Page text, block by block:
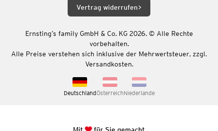
Vertrag widerrufen
Ernsting’s family GmbH & Co. KG 2026. © Alle Rechte
vorbehalten.
Alle Preise verstehen sich inklusive der Mehrwertsteuer, zzgl.
Versandkosten.
DeutschlandÖsterreichNiederlande